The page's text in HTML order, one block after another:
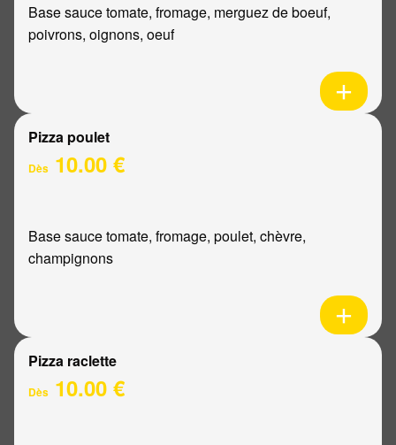
Base sauce tomate, fromage, merguez de boeuf,
poivrons, oignons, oeuf
Pizza poulet
Dès 10.00 €
Base sauce tomate, fromage, poulet, chèvre,
champignons
Pizza raclette
Dès 10.00 €